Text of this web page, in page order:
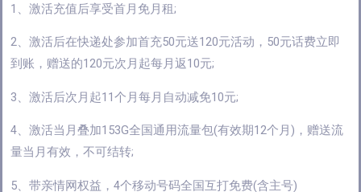
1、激活充值后享受首月免月租;
2、激活后在快递处参加首充50元送120元活动，50元话费立即
到账，赠送的120元次月起每月返10元;
3、激活后次月起11个月每月自动减免10元;
4、激活当月叠加153G全国通用流量包(有效期12个月)，赠送流
量当月有效，不可结转;
5、带亲情网权益，4个移动号码全国互打免费(含主号)